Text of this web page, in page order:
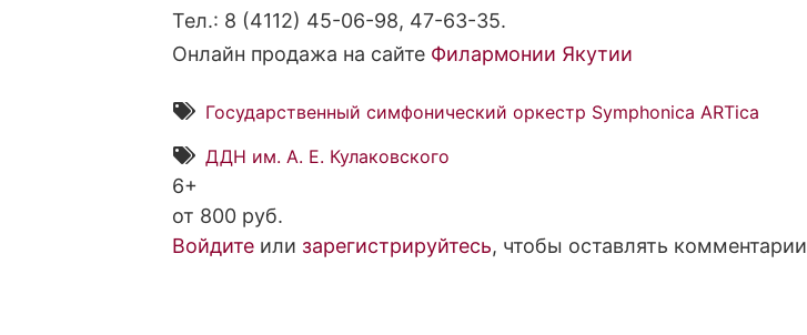
Тел.: 8 (4112) 45-06-98, 47-63-35.
Онлайн продажа на сайте Филармонии Якутии
Государственный симфонический оркестр Symphonica ARTica
ДДН им. А. Е. Кулаковского
6+
от 800 руб.
Войдитеили зарегистрируйтесь, чтобы оставлять комментарии